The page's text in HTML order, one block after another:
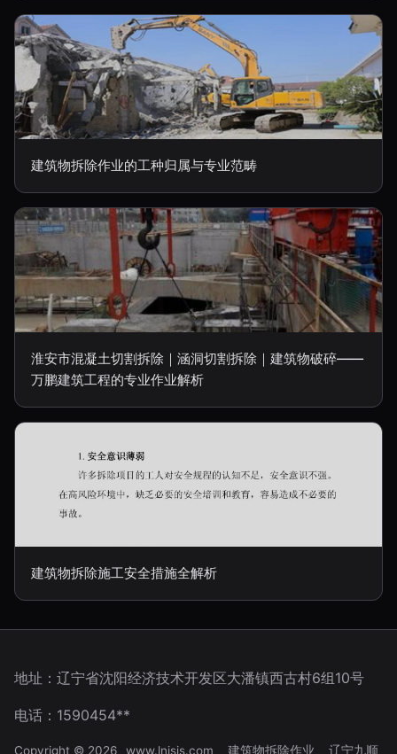
建筑物拆除作业的工种归属与专业范畴
淮安市混凝土切割拆除｜涵洞切割拆除｜建筑物破碎——
万鹏建筑工程的专业作业解析
建筑物拆除施工安全措施全解析
地址：辽宁省沈阳经济技术开发区大潘镇西古村6组10号
电话：1590454**
Copyright © 2026 www.lnjsjs.com 建筑物拆除作业 辽宁九顺